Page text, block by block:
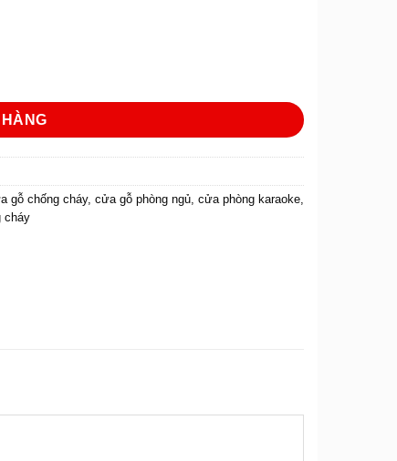
gỗ chống cháy, cửa gỗ phòng ngủ, cửa phòng karaoke,
cháy